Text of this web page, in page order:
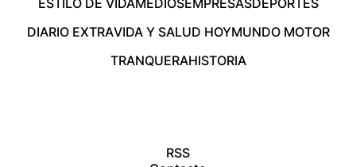
ESTILO DE VIDAMEDIOSEMPRESASDEPORTES
DIARIO EXTRAVIDA Y SALUD HOYMUNDO MOTOR
TRANQUERAHISTORIA
RSS